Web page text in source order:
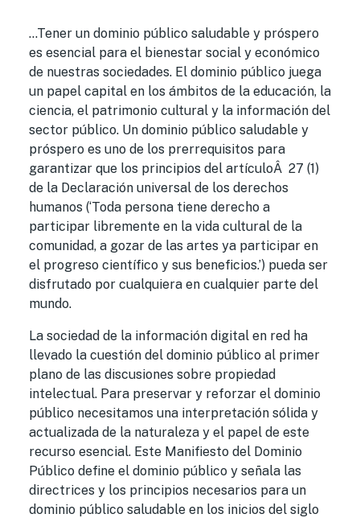
…Tener un dominio público saludable y próspero
es esencial para el bienestar social y económico
de nuestras sociedades. El dominio público juega
un papel capital en los ámbitos de la educación, la
ciencia, el patrimonio cultural y la información del
sector público. Un dominio público saludable y
próspero es uno de los prerrequisitos para
garantizar que los principios del artículoÂ 27 (1)
de la Declaración universal de los derechos
humanos (‘Toda persona tiene derecho a
participar libremente en la vida cultural de la
comunidad, a gozar de las artes ya participar en
el progreso científico y sus beneficios.’) pueda ser
disfrutado por cualquiera en cualquier parte del
mundo.
La sociedad de la información digital en red ha
llevado la cuestión del dominio público al primer
plano de las discusiones sobre propiedad
intelectual. Para preservar y reforzar el dominio
público necesitamos una interpretación sólida y
actualizada de la naturaleza y el papel de este
recurso esencial. Este Manifiesto del Dominio
Público define el dominio público y señala las
directrices y los principios necesarios para un
dominio público saludable en los inicios del siglo